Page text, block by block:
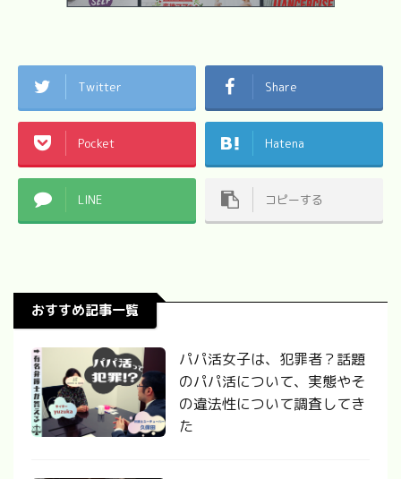
Twitter Share
Pocket Hatena
LINE コピーする
おすすめ記事一覧
パパ活女子は、犯罪者？話題
のパパ活について、実態やそ
の違法性について調査してき
た